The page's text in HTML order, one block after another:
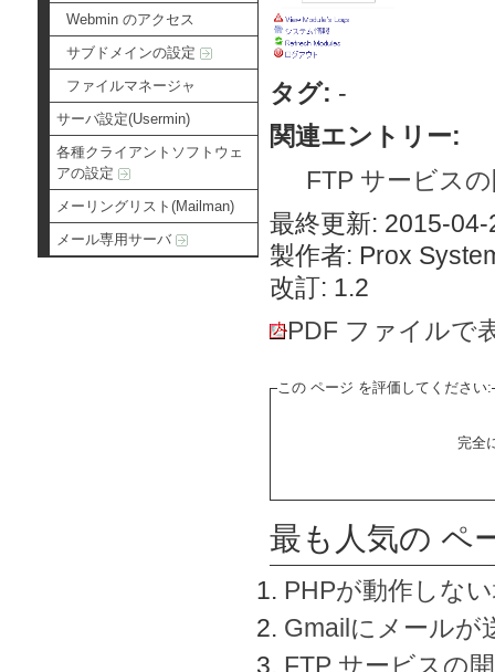
Webmin のアクセス
サブドメインの設定
ファイルマネージャ
サーバ設定(Usermin)
各種クライアントソフトウェ
アの設定
メーリングリスト(Mailman)
メール専用サーバ
タグ: -
関連エントリー:
FTP サービス
最終更新: 2015-
製作者: Prox
改訂: 1.2
PDF ファイルで
この ページ を評価してください:
完全
最も人気の ペ
PHPが動作しな
Gmailにメールが
FTP サービスの